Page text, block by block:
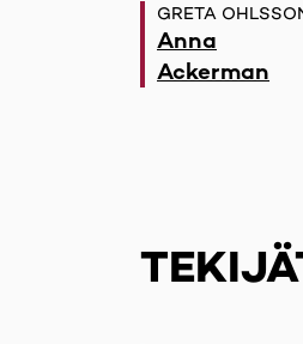
GRETA
Anna
Ackerman